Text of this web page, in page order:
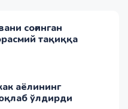
соғинган
тақиққа
аёлининг
ўлдирди